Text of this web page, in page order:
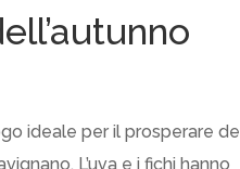
ideale per il prosperare
L’uva e i fichi hanno